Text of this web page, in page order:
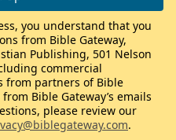
you understand that you
from Bible Gateway,
Publishing, 501 Nelson
commercial
from partners of Bible
Bible Gateway’s emails
please review our
.